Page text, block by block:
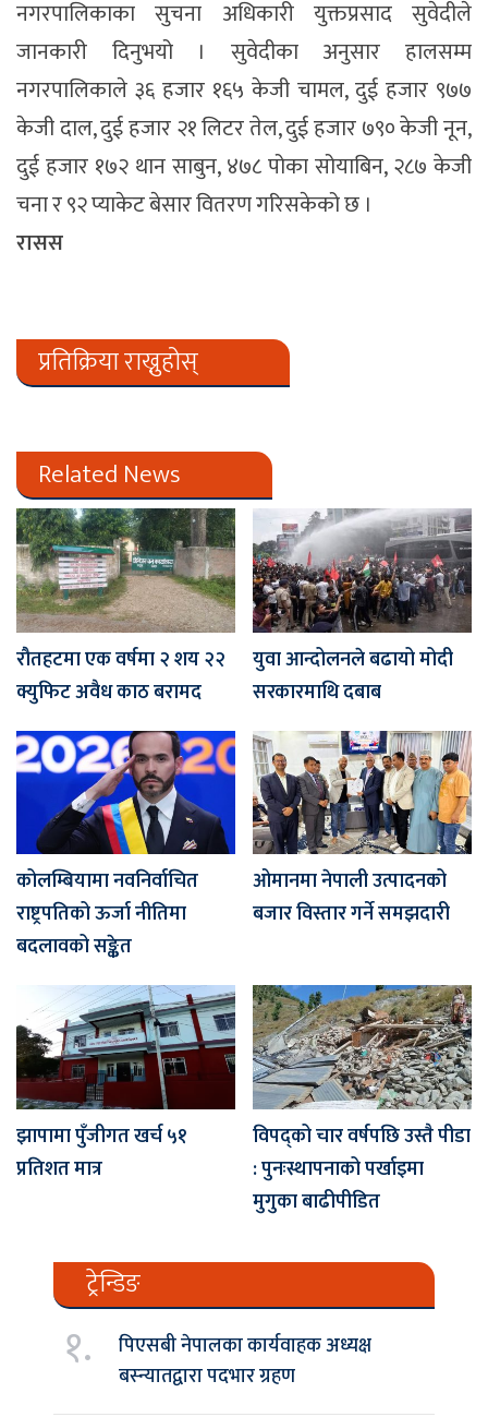
नगरपालिकाका सुचना अधिकारी युक्तप्रसाद सुवेदीले
जानकारी दिनुभयो । सुवेदीका अनुसार हालसम्म
नगरपालिकाले ३६ हजार १६५ केजी चामल, दुई हजार ९७७
केजी दाल, दुई हजार २१ लिटर तेल, दुई हजार ७९० केजी नून,
दुई हजार १७२ थान साबुन, ४७८ पोका सोयाबिन, २८७ केजी
चना र ९२ प्याकेट बेसार वितरण गरिसकेको छ ।
रासस
प्रतिक्रिया राख्नुहोस्
Related News
रौतहटमा एक वर्षमा २ शय २२
क्युफिट अवैध काठ बरामद
युवा आन्दोलनले बढायो मोदी
सरकारमाथि दबाब
कोलम्बियामा नवनिर्वाचित
राष्ट्रपतिको ऊर्जा नीतिमा
बदलावको सङ्केत
ओमानमा नेपाली उत्पादनको
बजार विस्तार गर्ने समझदारी
झापामा पुँजीगत खर्च ५१
प्रतिशत मात्र
विपद्को चार वर्षपछि उस्तै पीडा
: पुनःस्थापनाको पर्खाइमा
मुगुका बाढीपीडित
ट्रेन्डिङ
१.
पिएसबी नेपालका कार्यवाहक अध्यक्ष
बस्न्यातद्वारा पदभार ग्रहण